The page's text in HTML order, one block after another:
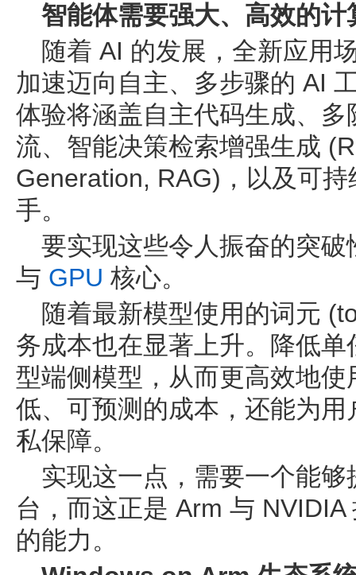
智能体需要强大、高效的计
随着 AI 的发展，全新应用
加速迈向自主、多步骤的 AI
体验将涵盖自主代码生成、
流、智能决策检索增强生成
Generation, RAG)，以及可
手。
要实现这些令人振奋的突
与 GPU 核心。
随着最新模型使用的词元
务成本也在显著上升。降低
型端侧模型，从而更高效地
低、可预测的成本，还能为
私保障。
实现这一点，需要一个能
台，而这正是 Arm 与
的能力。